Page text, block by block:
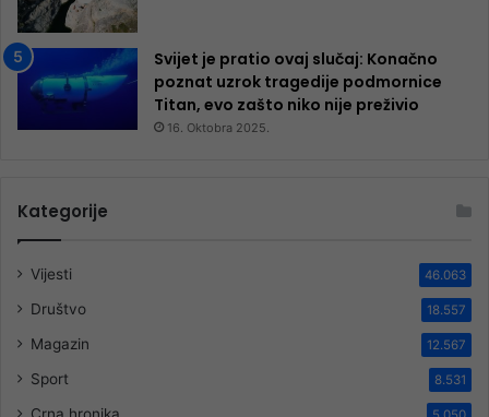
Svijet je pratio ovaj slučaj: Konačno
poznat uzrok tragedije podmornice
Titan, evo zašto niko nije preživio
16. Oktobra 2025.
Kategorije
Vijesti 46.063
Društvo 18.557
Magazin 12.567
Sport 8.531